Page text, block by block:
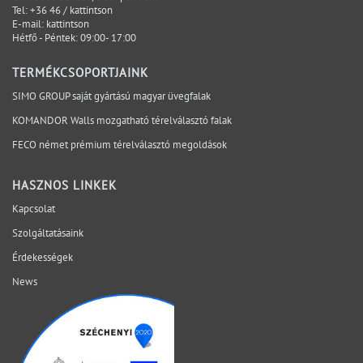
hogy minden változás kizárható. Azt jelenti, hogy a
kritikus kérdések időben láthatóvá válnak, a
felelősségi pontok egyértelműek, és a döntések a
megfelelő projektfázisban születnek meg. A SIMO a
rendszerben vizsgálja, hogy a bizonytalanság ne a
helyszínen váljon láthatóvá. Mely kérdéseket érdemes
lezárni még az ajánlatkérés előtt? Egyeztessen műszaki
Tel:+36 46 / kattintson
E-mail: kattintson
Hétfő - Péntek: 09:00- 17:00
TERMÉKCSOPORTJAINK
SIMO GROUP saját gyártású magyar üvegfalak
KOMANDOR Walls mozgatható térelválasztó falak
FECO német prémium térelválasztó megoldások
HASZNOS LINKEK
Kapcsolat
Szolgáltatásaink
Érdekességek
News